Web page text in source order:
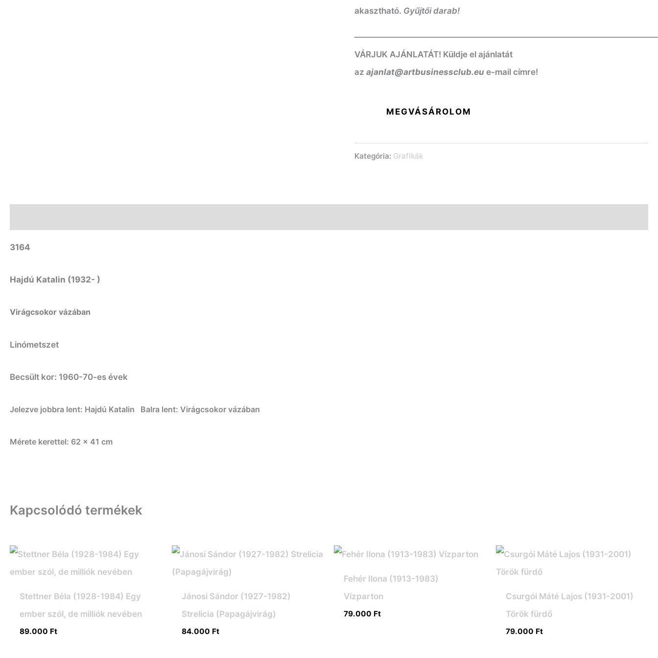
akasztható. Gyűjtői darab!
VÁRJUK AJÁNLATÁT! Küldje el ajánlatát
azajanlat@artbusinessclub.eu e-mail címre!
MEGVÁSÁROLOM
Kategória: Grafikák
3164
Hajdú Katalin (1932- )
Virágcsokor vázában
Linómetszet
Becsült kor: 1960-70-es évek
Jelezve jobbra lent: Hajdú Katalin Balra lent: Virágcsokor vázában
Mérete kerettel: 62 x 41 cm
Kapcsolódó termékek
Stettner Béla (1928-1984) Egy
ember szól, de milliók nevében
89.000 Ft
Jánosi Sándor (1927-1982)
Strelicia (Papagájvirág)
84.000 Ft
Fehér Ilona (1913-1983)
Vízparton
79.000 Ft
Csurgói Máté Lajos (1931-2001)
Török fürdő
79.000 Ft